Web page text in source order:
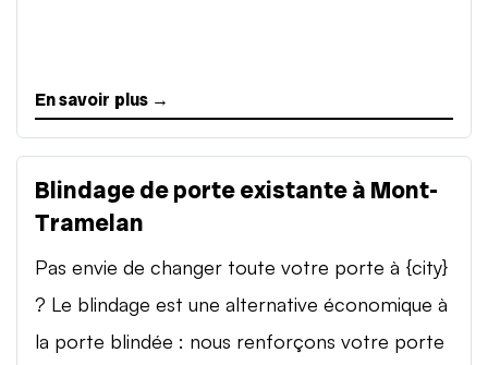
En savoir plus →
Blindage de porte existante à Mont-
Tramelan
Pas envie de changer toute votre porte à {city}
? Le blindage est une alternative économique à
la porte blindée : nous renforçons votre porte